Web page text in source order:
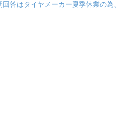
答はタイヤメーカー夏季休業の為、